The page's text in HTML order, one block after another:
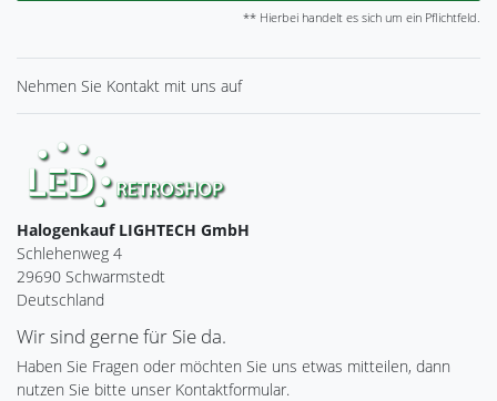
** Hierbei handelt es sich um ein Pflichtfeld.
Nehmen Sie Kontakt mit uns auf
Halogenkauf LIGHTECH GmbH
Schlehenweg 4
29690 Schwarmstedt
Deutschland
Wir sind gerne für Sie da.
Haben Sie Fragen oder möchten Sie uns etwas mitteilen, dann
nutzen Sie bitte unser Kontaktformular.